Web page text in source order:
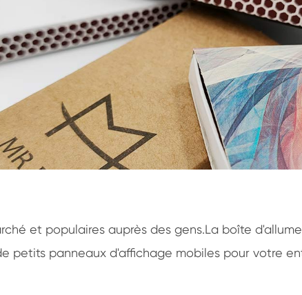
et populaires auprès des gens.La boîte
petits panneaux d'affichage mobiles pour votre